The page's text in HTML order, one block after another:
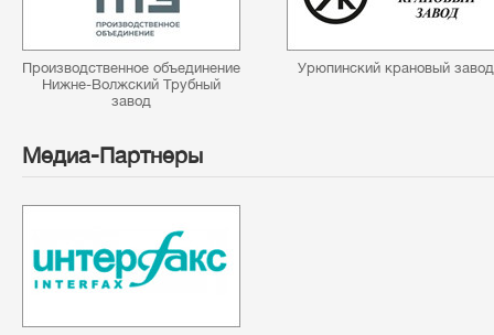
Производственное объединение
Нижне-Волжский Трубный
завод
Урюпинский крановый завод
Медиа-Партнеры